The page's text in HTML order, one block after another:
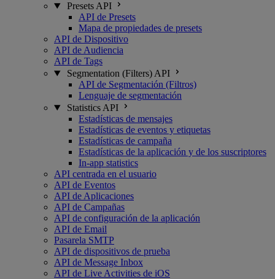
Presets API
API de Presets
Mapa de propiedades de presets
API de Dispositivo
API de Audiencia
API de Tags
Segmentation (Filters) API
API de Segmentación (Filtros)
Lenguaje de segmentación
Statistics API
Estadísticas de mensajes
Estadísticas de eventos y etiquetas
Estadísticas de campaña
Estadísticas de la aplicación y de los suscriptores
In-app statistics
API centrada en el usuario
API de Eventos
API de Aplicaciones
API de Campañas
API de configuración de la aplicación
API de Email
Pasarela SMTP
API de dispositivos de prueba
API de Message Inbox
API de Live Activities de iOS